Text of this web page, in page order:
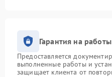
Гарантия на
Предоставляется
выполненные работы и
защищает клиента от